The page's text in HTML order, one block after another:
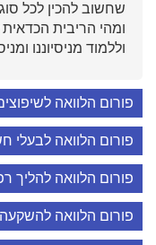
שחשוב להכין לכל
ומהי הריבית הכדאית
וללמוד מניסיוננו
פורום הלוואה
פורום הלוואה לבעלי
פורום הלוואה להליך
פורום הלוואה להשקעה